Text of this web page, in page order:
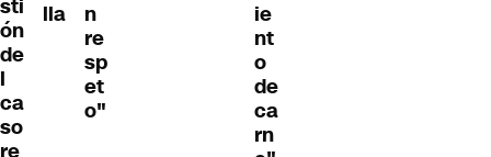
sti
ón
de
l
ca
so
lla
n
re
sp
et
o"
ie
nt
o
de
ca
rn